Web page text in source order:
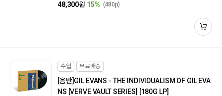
48,300원 15% (480p)
수입 무료배송
[음반]GIL EVANS - THE INDIVIDUALISM OF GIL EVA
NS [VERVE VAULT SERIES] [180G LP]